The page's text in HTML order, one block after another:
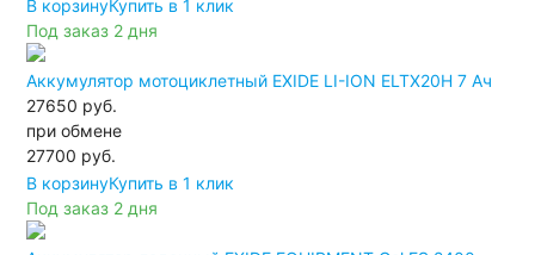
В корзинуКупить в 1 клик
Под заказ 2 дня
Аккумулятор мотоциклетный EXIDE LI-ION ELTX20H 7 Ач
27650 руб.
при обмене
27700 руб.
В корзинуКупить в 1 клик
Под заказ 2 дня